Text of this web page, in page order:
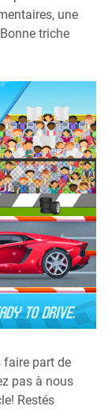
une
triche
faire part de
pas à nous
Restés